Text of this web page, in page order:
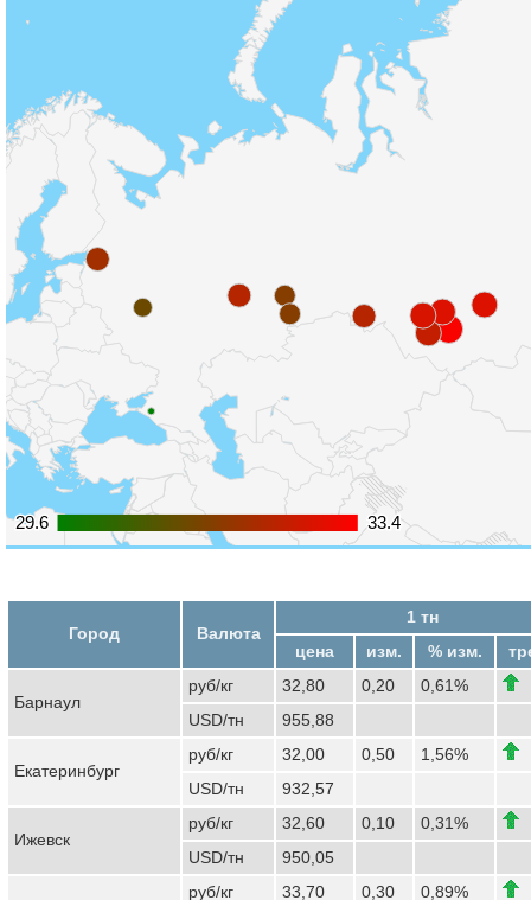
29.6
29.6 33.4
33.4
Город Валюта
1 тн
цена
изм. % изм.
Барнаул
руб/кг 32,80 0,20
0,61%
USD/тн
955,88
Екатеринбург
руб/кг 32,00 0,50
1,56%
USD/тн
932,57
Ижевск
руб/кг 32,60 0,10
0,31%
USD/тн
950,05
руб/кг 33,70 0,30 0,89%